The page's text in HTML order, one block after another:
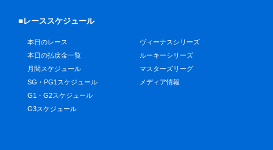
■レーススケジュール
本日のレース
本日の払戻金一覧
月間スケジュール
SG・PG1スケジュール
G1・G2スケジュール
G3スケジュール
ヴィーナスシリーズ
ルーキーシリーズ
マスターズリーグ
メディア情報